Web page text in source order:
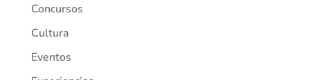
Concursos
Cultura
Eventos